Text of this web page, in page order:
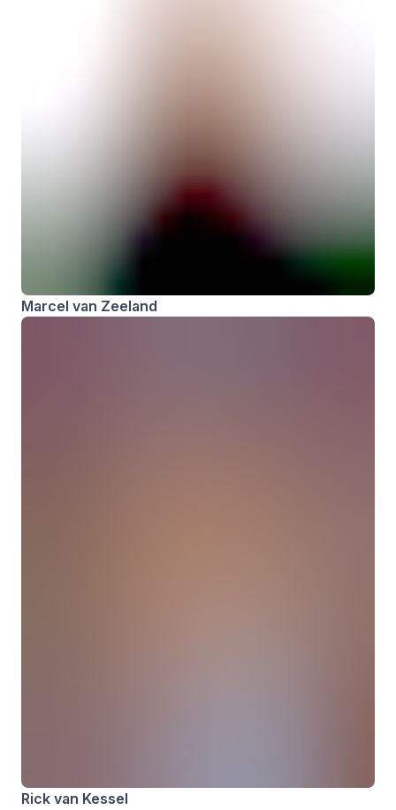
Marcel van Zeeland
Rick van Kessel